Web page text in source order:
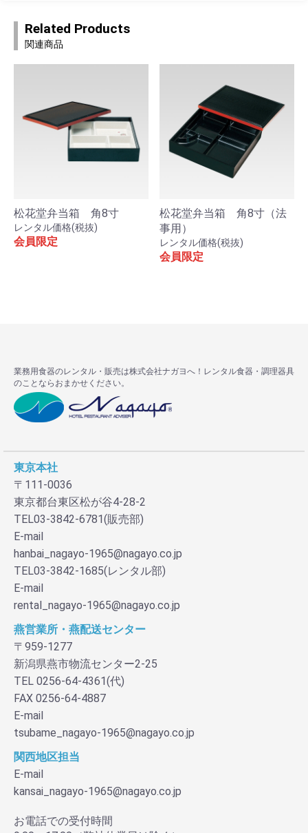
Related Products
関連商品
松花堂弁当箱 角8寸
レンタル価格(税抜)
会員限定
松花堂弁当箱 角8寸（法
事用）
レンタル価格(税抜)
会員限定
業務用食器のレンタル・販売は株式会社ナガヨへ！レンタル食器・調理器具
のことならおまかせください。
東京本社
〒111-0036
東京都台東区松が谷4-28-2
TEL03-3842-6781(販売部)
E-mail
hanbai_nagayo-1965@nagayo.co.jp
TEL03-3842-1685(レンタル部)
E-mail
rental_nagayo-1965@nagayo.co.jp
燕営業所・燕配送センター
〒959-1277
新潟県燕市物流センター2-25
TEL 0256-64-4361(代)
FAX 0256-64-4887
E-mail
tsubame_nagayo-1965@nagayo.co.jp
関西地区担当
E-mail
kansai_nagayo-1965@nagayo.co.jp
お電話での受付時間